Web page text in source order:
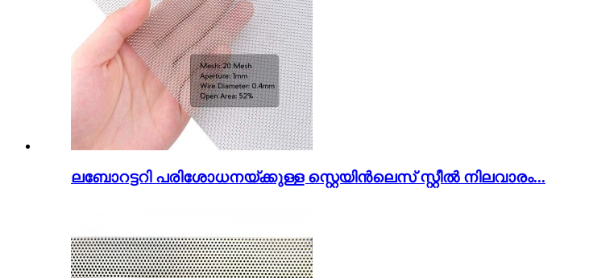
ലബോറട്ടറി പരിശോധനയ്ക്കുള്ള സ്റ്റെയിൻലെസ് സ്റ്റീൽ നിലവാരം...